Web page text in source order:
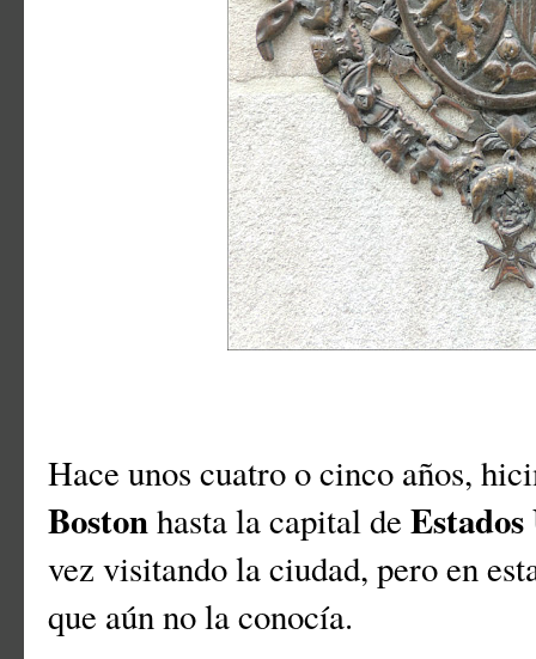
Hace unos cuatro o cinco años,
Bostonhasta la capital de
vez visitando la ciudad, pero en
que aún no la conocía.